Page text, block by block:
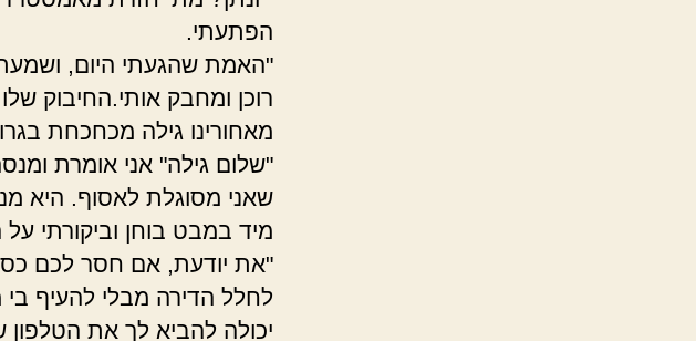
הפתעתי.
"האמת שהגעתי היום,
רוכן ומחבק אותי.החיבוק
מאחורינו גילה מכחכחת
"שלום גילה" אני אומרת
שאני מסוגלת לאסוף. היא
מיד במבט בוחן וביקורתי על
"את יודעת, אם חסר לכם
לחלל הדירה מבלי להעיף
יכולה להביא לך את